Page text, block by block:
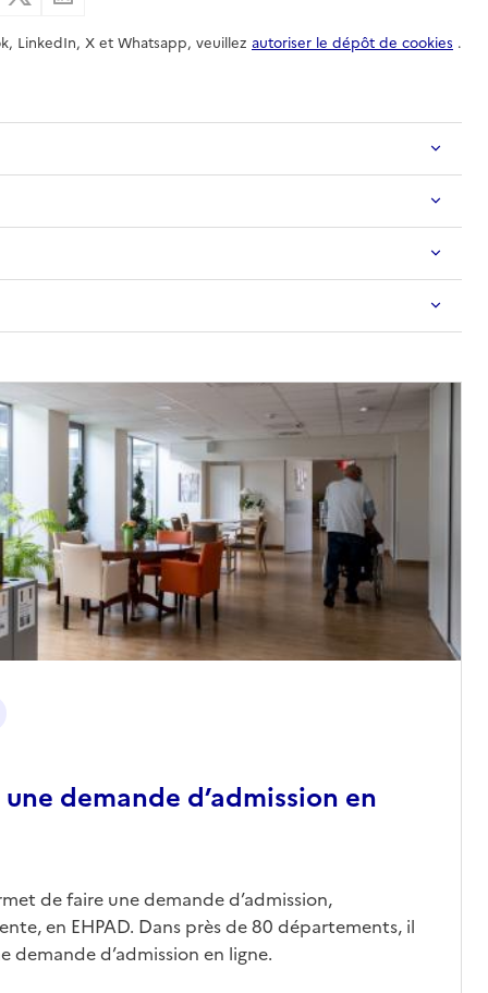
LinkedIn, X et Whatsapp, veuillez autoriser le dépôt de cookies .
demande d’admission en
de faire une demande d’admission,
en EHPAD. Dans près de 80 départements, il
demande d’admission en ligne.